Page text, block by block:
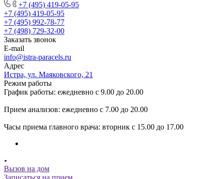
+7 (495) 419-05-95
+7 (495) 419-05-95
+7 (495) 992-78-77
+7 (498) 729-32-00
Заказать звонок
E-mail
info@istra-paracels.ru
Адрес
Истра, ул. Маяковского, 21
Режим работы
График работы: ежедневно с 9.00 до 20.00
Прием анализов: ежедневно с 7.00 до 20.00
Часы приема главного врача: вторник с 15.00 до 17.00
Вызов на дом
Записаться на прием